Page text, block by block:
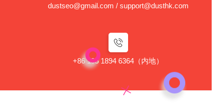
dustseo@gmail.com / support@dusthk.com
+86 195 1894 6364（内地）